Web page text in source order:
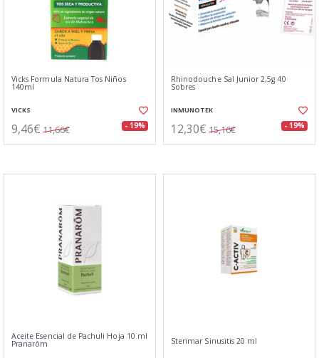
Vicks Formula Natura Tos Niños
140ml
VICKS
9,46€ 11,66€ - 19%
Rhinodouche Sal Junior 2,5g 40
Sobres
INMUNOTEK
12,30€ 15,16€ - 19%
Aceite Esencial de Pachuli Hoja 10 ml
Pranarôm Sterimar Sinusitis 20 ml